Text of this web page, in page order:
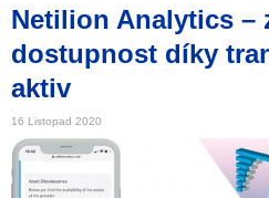
Netilion Analytics –
dostupnost díky
aktiv
16 Listopad 2020